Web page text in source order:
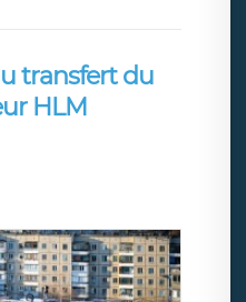
transfert du
HLM